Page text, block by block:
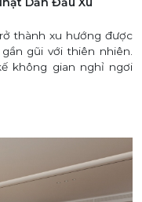
thành xu hướng được
gũi với thiên nhiên.
không gian nghỉ ngơi